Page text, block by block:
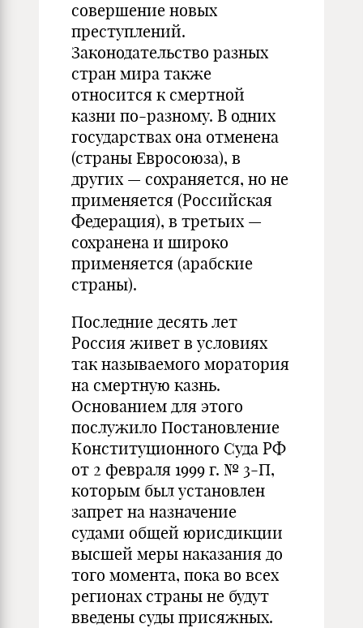
совершение новых
преступлений.
Законодательство разных
стран мира также
относится к смертной
казни по-разному. В одних
государствах она отменена
(страны Евросоюза), в
других — сохраняется, но не
применяется (Российская
Федерация), в третьих —
сохранена и широко
применяется (арабские
страны).
Последние десять лет
Россия живет в условиях
так называемого моратория
на смертную казнь.
Основанием для этого
послужило Постановление
Конституционного Суда РФ
от 2 февраля 1999 г. № 3-П,
которым был установлен
запрет на назначение
судами общей юрисдикции
высшей меры наказания до
того момента, пока во всех
регионах страны не будут
введены суды присяжных.